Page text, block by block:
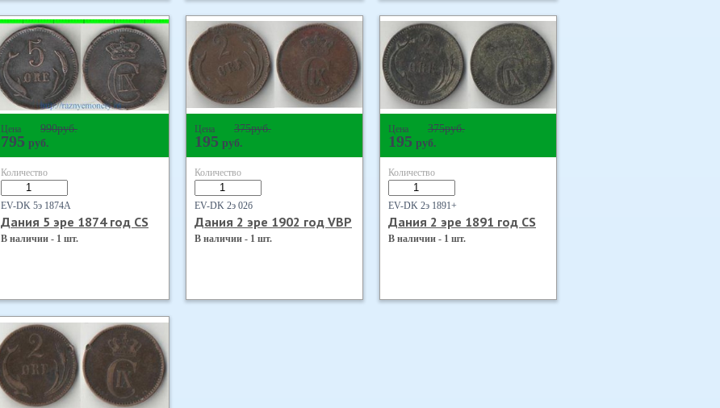
Цена 990руб.
795 руб.
Количество
EV-DK 5э 1874А
Дания 5 эре 1874 год CS
В наличии - 1 шт.
Цена 375руб.
195 руб.
Количество
EV-DK 2э 02б
Дания 2 эре 1902 год VBP
В наличии - 1 шт.
Цена 375руб.
195 руб.
Количество
EV-DK 2э 1891+
Дания 2 эре 1891 год CS
В наличии - 1 шт.